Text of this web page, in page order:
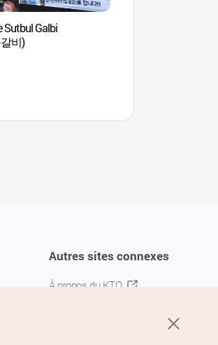
Sutbul Galbi
비)
Autres sites connexes
À propos du KTO